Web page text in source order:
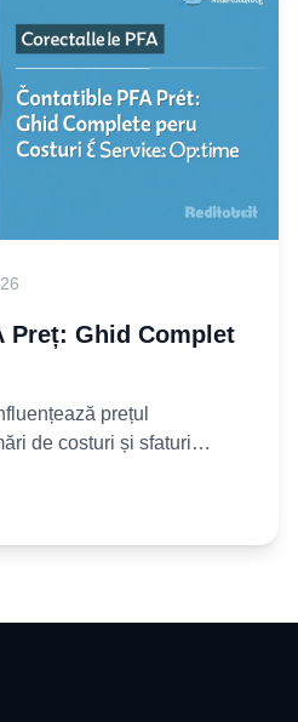
Preț: Ghid Complet
prețul
de costuri și sfaturi
ideale.